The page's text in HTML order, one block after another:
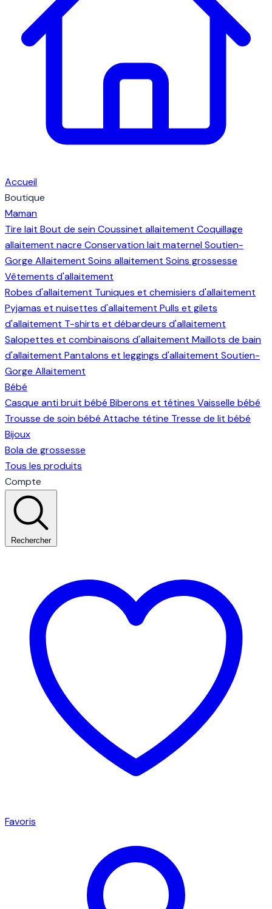
Accueil
Boutique
Maman
Tire lait Bout de seinCoussinet allaitement Coquillage
allaitement nacre Conservation lait maternelSoutien-
Gorge Allaitement Soins allaitement Soins grossesse
Vêtements d'allaitement
Robes d'allaitement Tuniques et chemisiers d'allaitement
Pyjamas et nuisettes d'allaitement Pulls et gilets
d'allaitement T-shirts et débardeurs d'allaitement
Salopettes et combinaisons d'allaitement Maillots de bain
d'allaitement Pantalons et leggings d'allaitement Soutien-
Gorge Allaitement
Bébé
Casque anti bruit bébé Biberons et tétines Vaisselle bébé
Trousse de soin bébé Attache tétine Tresse de lit bébé
Bijoux
Bola de grossesse
Tous les produits
Compte
Rechercher
Favoris